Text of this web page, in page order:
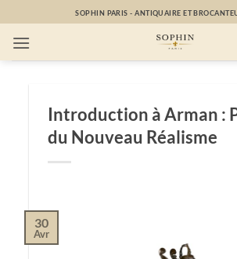
au
contenu
SOPHIN PARIS - ANTIQUAIRE ET
Introduction à Arman :
du Nouveau Réalisme
30
Avr